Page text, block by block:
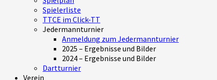
Spielerliste
TTCE im Click-TT
Jedermannturnier
Anmeldung zum Jedermannturnier
2025 – Ergebnisse und Bilder
2024 – Ergebnisse und Bilder
Dartturnier
Verein